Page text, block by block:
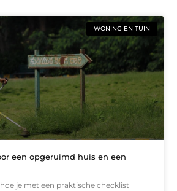
WONING EN TUIN
een opgeruimd huis en een
je met een praktische checklist